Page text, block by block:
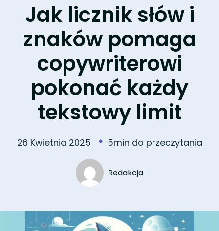
Jak licznik słów i
znaków pomaga
copywriterowi
pokonać każdy
tekstowy limit
26 Kwietnia 2025 5min do przeczytania
Redakcja